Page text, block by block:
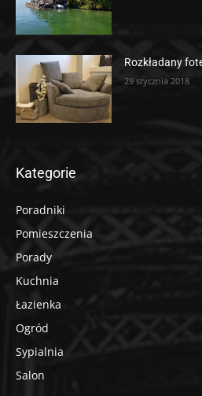
Rozkładany
29 stycznia 2018
Kategorie
Poradniki
Pomieszczenia
Porady
Kuchnia
Łazienka
Ogród
Sypialnia
Salon